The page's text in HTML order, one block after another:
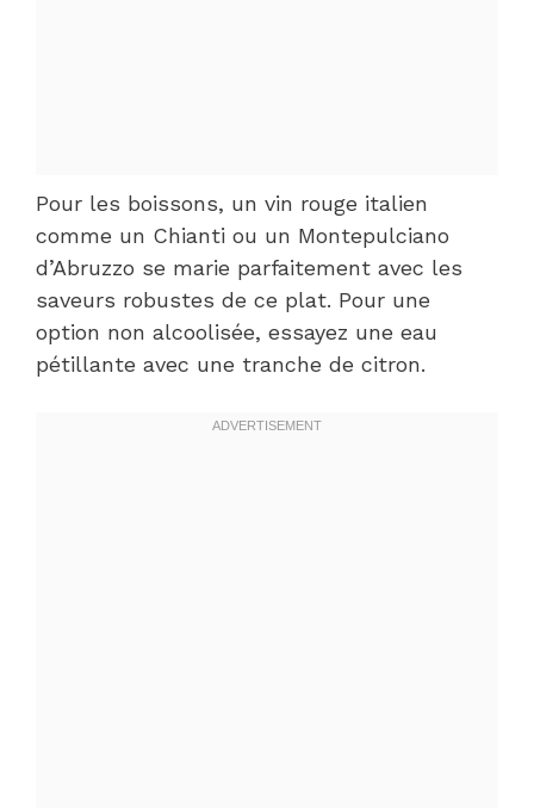
Pour les boissons, un vin rouge italien
comme un Chianti ou un Montepulciano
d’Abruzzo se marie parfaitement avec les
saveurs robustes de ce plat. Pour une
option non alcoolisée, essayez une eau
pétillante avec une tranche de citron.